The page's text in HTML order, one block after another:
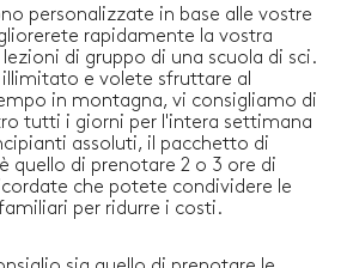
personalizzate in base alle vostre
rapidamente la vostra
di gruppo di una scuola di sci.
e volete sfruttare al
in montagna, vi consigliamo di
tutti i giorni per l'intera settimana
assoluti, il pacchetto di
quello di prenotare 2 o 3 ore di
che potete condividere le
per ridurre i costi.